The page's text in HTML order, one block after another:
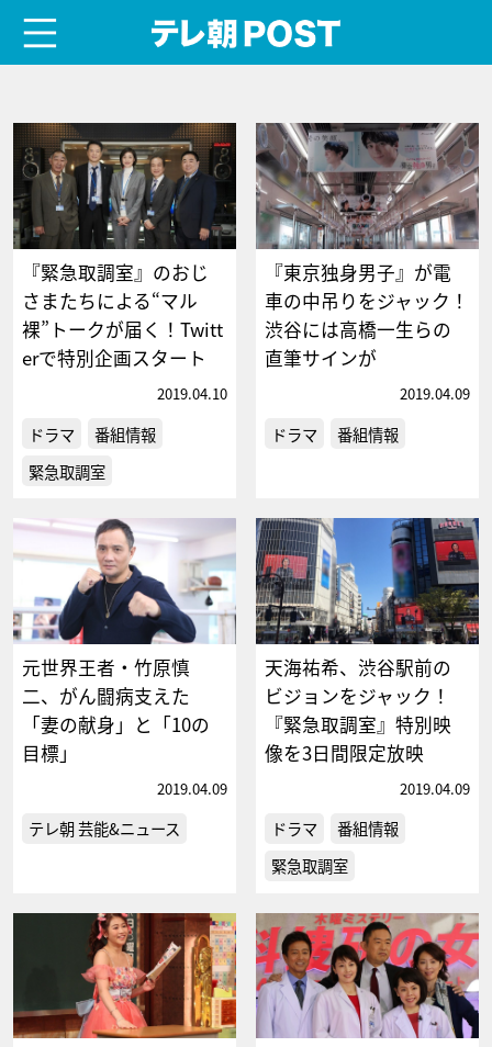
『緊急取調室』のおじ
さまたちによる“マル
裸”トークが届く！Twitt
erで特別企画スタート
2019.04.10
ドラマ
番組情報
緊急取調室
『東京独身男子』が電
車の中吊りをジャック！
渋谷には高橋一生らの
直筆サインが
2019.04.09
ドラマ 番組情報
元世界王者・竹原慎
二、がん闘病支えた
「妻の献身」と「10の
目標」
2019.04.09
テレ朝 芸能&ニュース
天海祐希、渋谷駅前の
ビジョンをジャック！
『緊急取調室』特別映
像を3日間限定放映
2019.04.09
ドラマ
番組情報
緊急取調室